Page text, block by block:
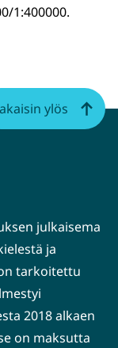
1:400000.
julkaisema
ja
tarkoitettu
2018 alkaen
on maksutta
ylös